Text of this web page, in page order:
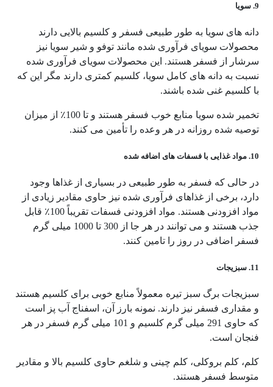
9. سویا
دانه های سویا به طور طبیعی فسفر و کلسیم بالایی دارند
محصولات سویای فرآوری شده مانند توفو و شیر سویا نیز
سرشار از فسفر هستند. این محصولات سویای فرآوری شده
نسبت به دانه های کامل سویا، کلسیم کمتری دارند مگر این که
با کلسیم غنی شده باشند.
تخمیر شده سویا منابع خوب فسفر هستند و تا 100٪ از میزان
توصیه شده روزانه در هر وعده را تأمین می کنند.
10. مواد غذایی با فسفات های اضافه شده
در حالی که فسفر به طور طبیعی در بسیاری از غذاها وجود
دارد، برخی از غذاهای فرآوری شده نیز حاوی مقادیر زیادی از
مواد افزودنی هستند. مواد افزودنی فسفات تقریباً 100٪ قابل
جذب هستند و می توانند در هر جا از 300 تا 1000 میلی گرم
فسفر اضافی در روز را تامین کنند.
11. سبزیجات
سبزیجات برگ سبز تیره معمولاً منابع خوبی برای کلسیم هستند
و مقداری فسفر نیز دارند. نمونه بارز آن، اسفناج آب پز است
که حاوی 291 میلی گرم کلسیم و 101 میلی گرم فسفر در هر
فنجان است.
کلم، کلم بروکلی، کلم چینی و شلغم حاوی کلسیم بالا و مقادیر
متوسط ​​فسفر هستند.